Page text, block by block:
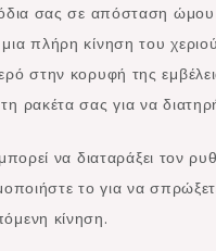
σας σε απόσταση
πλήρη κίνηση του
στην κορυφή της
ρακέτα σας για να
να διαταράξει τον
το για να
κίνηση.